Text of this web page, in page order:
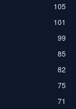
105
101
99
85
82
75
71